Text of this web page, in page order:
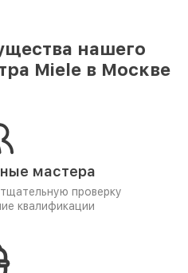
нашего
Miele в Москве
мастера
проверку
квалификации